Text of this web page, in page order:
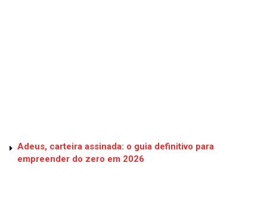
Adeus, carteira assinada: o guia definitivo para
empreender do zero em 2026